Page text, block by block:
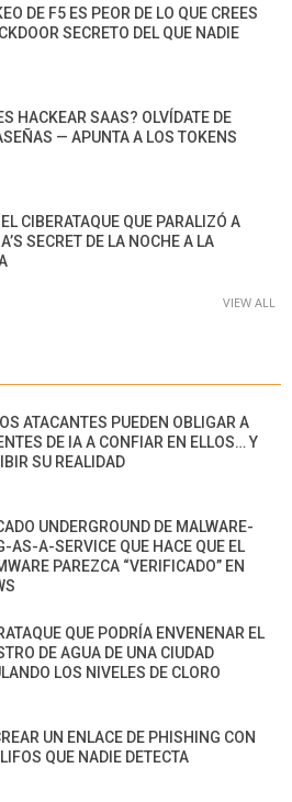
DE F5 ES PEOR DE LO QUE CREES
SECRETO DEL QUE NADIE
HACKEAR SAAS? OLVÍDATE DE
— APUNTA A LOS TOKENS
CIBERATAQUE QUE PARALIZÓ A
SECRET DE LA NOCHE A LA
VIEW ALL
ATACANTES PUEDEN OBLIGAR A
DE IA A CONFIAR EN ELLOS… Y
SU REALIDAD
UNDERGROUND DE MALWARE-
AS-A-SERVICE QUE HACE QUE EL
PAREZCA “VERIFICADO” EN
QUE PODRÍA ENVENENAR EL
DE AGUA DE UNA CIUDAD
LOS NIVELES DE CLORO
UN ENLACE DE PHISHING CON
QUE NADIE DETECTA